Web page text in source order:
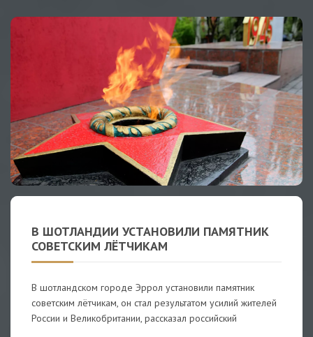
В ШОТЛАНДИИ УСТАНОВИЛИ ПАМЯТНИК
СОВЕТСКИМ ЛЁТЧИКАМ
В шотландском городе Эррол установили памятник
советским лётчикам, он стал результатом усилий жителей
России и Великобритании, рассказал российский